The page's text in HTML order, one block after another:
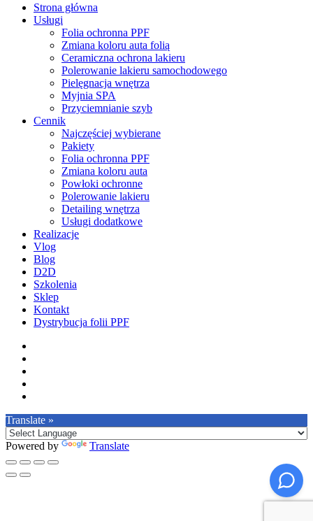
Close
Menu
Strona główna
Usługi
Folia ochronna PPF
Zmiana koloru auta folią
Ceramiczna ochrona lakieru
Polerowanie lakieru samochodowego
Pielęgnacja wnętrza
Myjnia SPA
Przyciemnianie szyb
Cennik
Najczęściej wybierane
Pakiety
Folia ochronna PPF
Zmiana koloru auta
Powłoki ochronne
Polerowanie lakieru
Detailing wnętrza
Usługi dodatkowe
Realizacje
Vlog
Blog
D2D
Szkolenia
Sklep
Kontakt
Dystrybucja folii PPF
Translate »
Powered by Translate